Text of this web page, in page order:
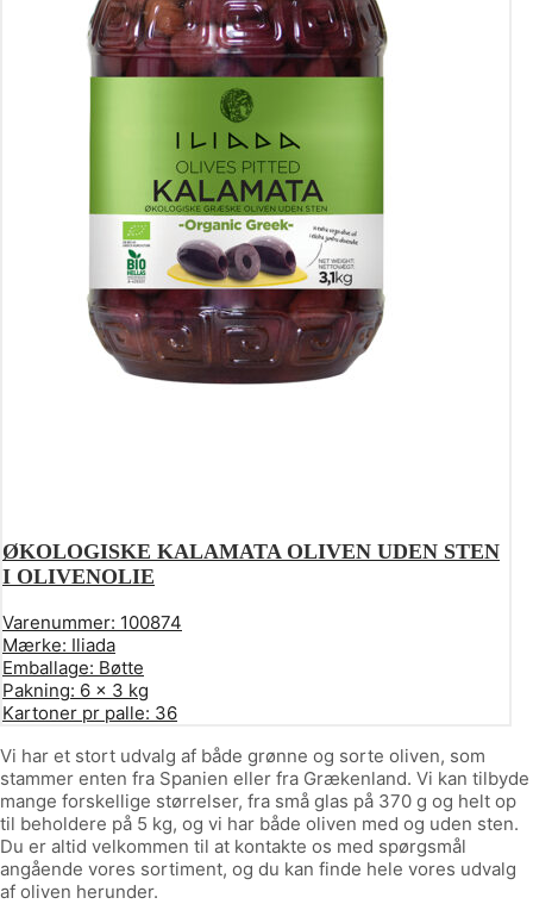
ØKOLOGISKE KALAMATA OLIVEN UDEN STEN
I OLIVENOLIE
Varenummer: 100874
Mærke: Iliada
Emballage: Bøtte
Pakning: 6 x 3 kg
Kartoner pr palle: 36
Vi har et stort udvalg af både grønne og sorte oliven, som
stammer enten fra Spanien eller fra Grækenland. Vi kan tilbyde
mange forskellige størrelser, fra små glas på 370 g og helt op
til beholdere på 5 kg, og vi har både oliven med og uden sten.
Du er altid velkommen til at kontakte os med spørgsmål
angående vores sortiment, og du kan finde hele vores udvalg
af oliven herunder.